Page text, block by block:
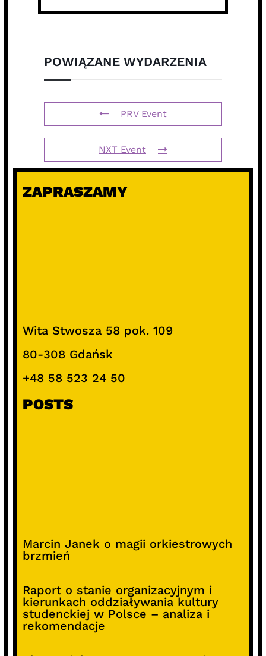
POWIĄZANE WYDARZENIA
PRV Event
NXT Event
ZAPRASZAMY
Wita Stwosza 58 pok. 109
80-308 Gdańsk
+48 58 523 24 50
POSTS
Marcin Janek o magii orkiestrowych
brzmień
Raport o stanie organizacyjnym i
kierunkach oddziaływania kultury
studenckiej w Polsce – analiza i
rekomendacje